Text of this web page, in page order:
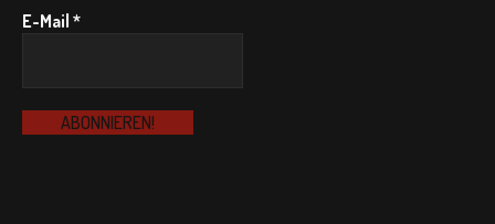
E-Mail*